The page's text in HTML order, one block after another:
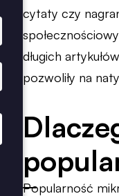
cytaty czy
długich
pozwoliły na
Popularność